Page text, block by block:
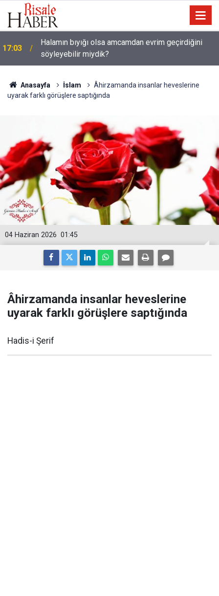
17:03
Halamın bıyığı olsa amcamdan evrim geçirdiğini
söyleyebilir miydik?
16:05
Güneş Tutulması 12 Ağustos'ta: Türkiye'den
görülecek mi?
Anasayfa İslam
Âhirzamanda insanlar heveslerine
uyarak farklı görüşlere saptığında
01:45
04 Haziran 2026
Âhirzamanda insanlar heveslerine
uyarak farklı görüşlere saptığında
Hadis-i Şerif